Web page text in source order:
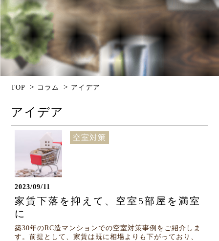
TOP > コラム > アイデア
アイデア
空室対策
2023/09/11
家賃下落を抑えて、空室5部屋を満室
に
築30年のRC造マンションでの空室対策事例をご紹介しま
す。前提として、家賃は既に相場よりも下がっており、